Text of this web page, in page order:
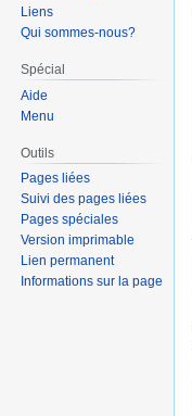
Liens
Qui sommes-nous?
Spécial
Aide
Menu
Outils
Pages liées
Suivi des pages liées
Pages spéciales
Version imprimable
Lien permanent
Informations sur la page